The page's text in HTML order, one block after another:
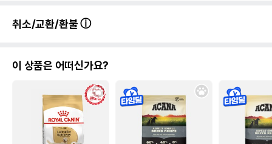
취소/교환/환불
이 상품은 어떠신가요?